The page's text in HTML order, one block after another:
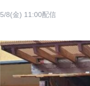
5/8(金) 11:00配信